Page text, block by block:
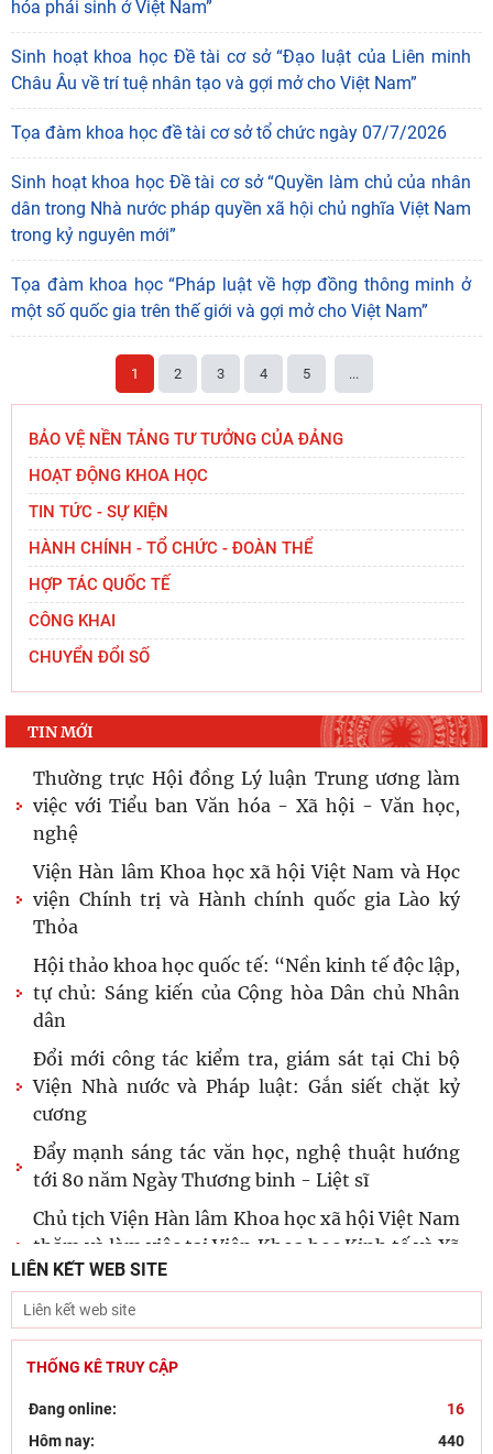
Hội thảo quốc tế "Không gian phát triển Việt Nam trong kỷ
nguyên mới: Định hướng chiến lược và lựa chọn chính
sách”
Tọa đàm khoa học “Nâng cao hiệu quả tổ chức thi hành
pháp luật theo Nghị quyết số 66-NQ/TW: Cơ sở khoa học
Sinh hoạt khoa học đề tài cơ sở tổ chức ngày 16/7/2026
Sinh hoạt khoa học Đề tài cơ sở “Những vấn đề lý luận và
thực tiễn về điều chỉnh pháp luật đối với thị trường hàng
hóa phái sinh ở Việt Nam”
Sinh hoạt khoa học Đề tài cơ sở “Đạo luật của Liên minh
Châu Âu về trí tuệ nhân tạo và gợi mở cho Việt Nam”
Tọa đàm khoa học đề tài cơ sở tổ chức ngày 07/7/2026
Sinh hoạt khoa học Đề tài cơ sở “Quyền làm chủ của nhân
dân trong Nhà nước pháp quyền xã hội chủ nghĩa Việt Nam
trong kỷ nguyên mới”
Tọa đàm khoa học “Pháp luật về hợp đồng thông minh ở
một số quốc gia trên thế giới và gợi mở cho Việt Nam”
BẢO VỆ NỀN TẢNG TƯ TƯỞNG CỦA ĐẢNG
HOẠT ĐỘNG KHOA HỌC
TIN TỨC - SỰ KIỆN
HÀNH CHÍNH - TỔ CHỨC - ĐOÀN THỂ
HỢP TÁC QUỐC TẾ
CÔNG KHAI
CHUYỂN ĐỔI SỐ
TIN MỚI
Thường trực Hội đồng Lý luận Trung ương làm
việc với Tiểu ban Văn hóa - Xã hội - Văn học,
nghệ
Viện Hàn lâm Khoa học xã hội Việt Nam và Học
viện Chính trị và Hành chính quốc gia Lào ký
Thỏa
Hội thảo khoa học quốc tế: “Nền kinh tế độc lập,
tự chủ: Sáng kiến của Cộng hòa Dân chủ Nhân
dân
Đổi mới công tác kiểm tra, giám sát tại Chi bộ
Viện Nhà nước và Pháp luật: Gắn siết chặt kỷ